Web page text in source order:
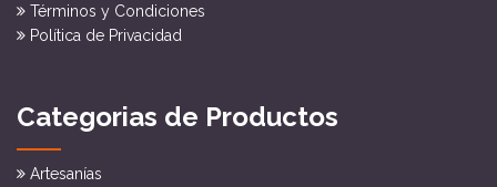
Términos y Condiciones
Política de Privacidad
Categorias de Productos
Artesanías